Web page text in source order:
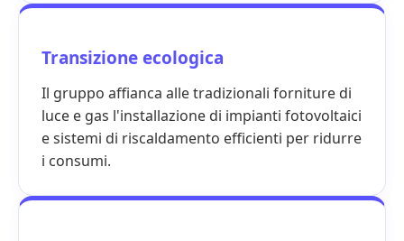
Transizione ecologica
Il gruppo affianca alle tradizionali forniture di
luce e gas l'installazione di impianti fotovoltaici
esistemi di riscaldamento efficienti per ridurre
i consumi.